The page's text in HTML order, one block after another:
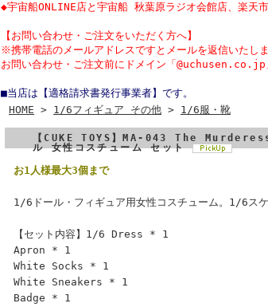
◆宇宙船ONLINE店と宇宙船 秋葉原ラジオ会館店、楽天
【 お問い合わせ・ ご注文をいただく方へ】
※携帯電話のメールアドレスですとメールを返信いたし
お問い合わせ・ご注文前にドメイン「@uchusen.co.jp
■当店は【適格請求書発行事業者】です。
HOME > 1/6フィギュア その他 > 1/6服・靴
【CUKE TOYS】MA-043 The
ル 女性コスチューム セット
お1人様最大3個まで
1/6ドール・フィギュア用女性コスチューム。1/6スケ
【セット内容】1/6 Dress * 1
Apron * 1
White Socks * 1
White Sneakers * 1
Badge * 1